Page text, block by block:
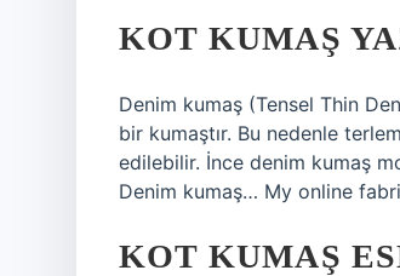
KOT KUMAŞ
Denim kumaş (Tensel Thin
bir kumaştır. Bu nedenle
edilebilir. İnce denim kumaş
Denim kumaş… My online
KOT KUMAŞ